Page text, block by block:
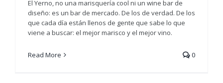
El Yerno, no una marisquería cool ni un wine bar de
diseño: es un bar de mercado. De los de verdad. De los
que cada día están llenos de gente que sabe lo que
viene a buscar: el mejor marisco y el mejor vino.
Read More 0